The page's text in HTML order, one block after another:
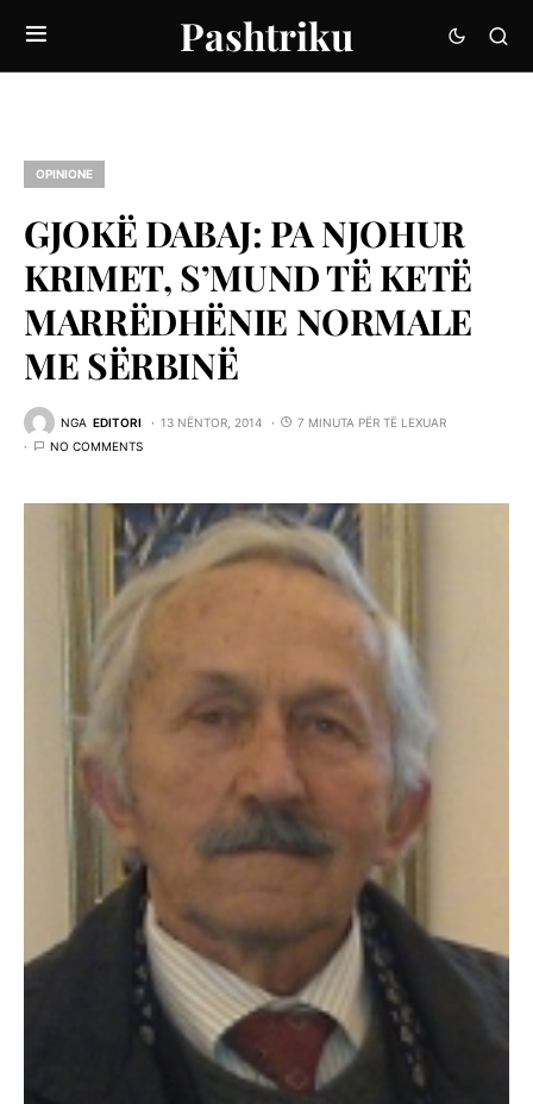
Pashtriku
OPINIONE
GJOKË DABAJ: PA NJOHUR
KRIMET, S’MUND TË KETË
MARRËDHËNIE NORMALE
ME SËRBINË
NGA EDITORI 13 NËNTOR, 2014
7 MINUTA PËR TË LEXUAR
NO COMMENTS